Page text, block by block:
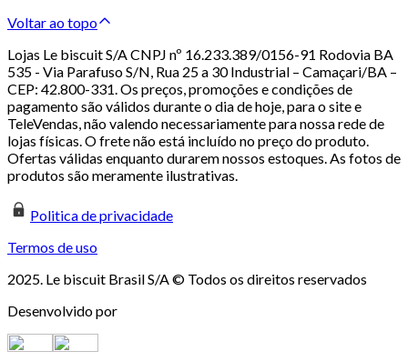
Voltar ao topo
Lojas Le biscuit S/A CNPJ nº 16.233.389/0156-91 Rodovia BA
535 - Via Parafuso S/N, Rua 25 a 30 Industrial – Camaçari/BA –
CEP: 42.800-331. Os preços, promoções e condições de
pagamento são válidos durante o dia de hoje, para o site e
TeleVendas, não valendo necessariamente para nossa rede de
lojas físicas. O frete não está incluído no preço do produto.
Ofertas válidas enquanto durarem nossos estoques. As fotos de
produtos são meramente ilustrativas.
Politica de privacidade
Termos de uso
2025. Le biscuit Brasil S/A © Todos os direitos reservados
Desenvolvido por